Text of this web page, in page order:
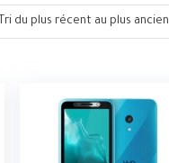
Tri du plus récent au plus ancien